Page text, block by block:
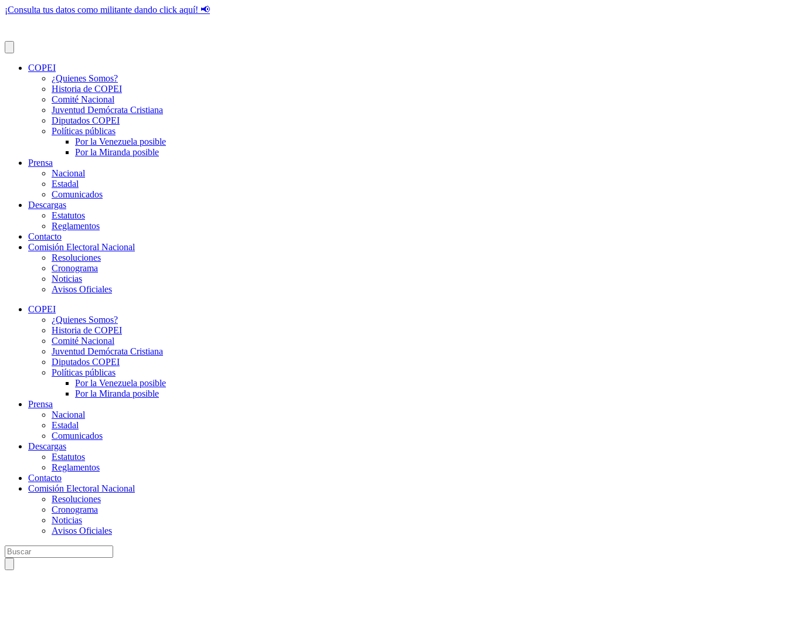
¡Consulta tus datos como militante dando click aquí! 📢
COPEI
¿Quienes Somos?
Historia de COPEI
Comité Nacional
Juventud Demócrata Cristiana
Diputados COPEI
Políticas públicas
Por la Venezuela posible
Por la Miranda posible
Prensa
Nacional
Estadal
Comunicados
Descargas
Estatutos
Reglamentos
Contacto
Comisión Electoral Nacional
Resoluciones
Cronograma
Noticias
Avisos Oficiales
COPEI
¿Quienes Somos?
Historia de COPEI
Comité Nacional
Juventud Demócrata Cristiana
Diputados COPEI
Políticas públicas
Por la Venezuela posible
Por la Miranda posible
Prensa
Nacional
Estadal
Comunicados
Descargas
Estatutos
Reglamentos
Contacto
Comisión Electoral Nacional
Resoluciones
Cronograma
Noticias
Avisos Oficiales